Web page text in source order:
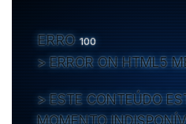
ERRO100
ERROR ON HTML5
ESTE CONTEÚDO
MOMENTO